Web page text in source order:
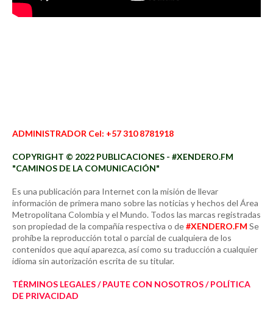
ADMINISTRADOR Cel: +57 310 8781918
COPYRIGHT © 2022 PUBLICACIONES - #XENDERO.FM
"CAMINOS DE LA COMUNICACIÓN"
Es una publicación para Internet con la misión de llevar
información de primera mano sobre las noticias y hechos del Área
Metropolitana Colombia y el Mundo. Todos las marcas registradas
son propiedad de la compañía respectiva o de#XENDERO.FM Se
prohíbe la reproducción total o parcial de cualquiera de los
contenidos que aquí aparezca, así como su traducción a cualquier
idioma sin autorización escrita de su titular.
TÉRMINOS LEGALES / PAUTE CON NOSOTROS / POLÍTICA
DE PRIVACIDAD